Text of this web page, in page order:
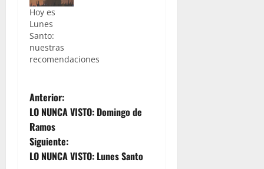
Hoy es
Lunes
Santo:
nuestras
recomendaciones
N
a
v
Anterior:
LO NUNCA VISTO: Domingo de
Ramos
Siguiente:
LO NUNCA VISTO: Lunes Santo